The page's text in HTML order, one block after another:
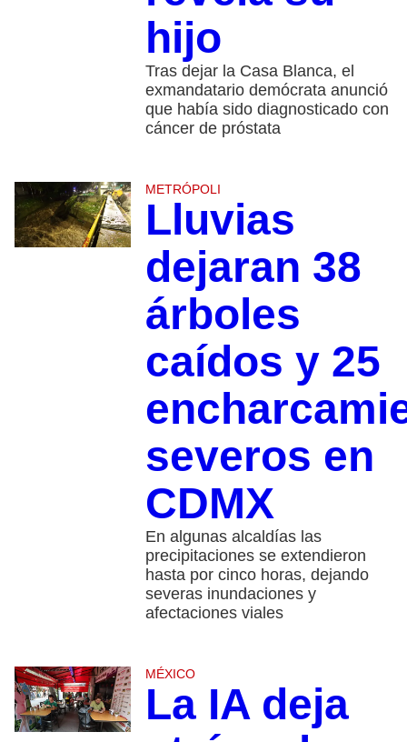
hijo
Tras dejar la Casa Blanca, el
exmandatario demócrata anunció
que había sido diagnosticado con
cáncer de próstata
METRÓPOLI
Lluvias
dejaran 38
árboles
caídos y 25
severos en
CDMX
En algunas alcaldías las
precipitaciones se extendieron
hasta por cinco horas, dejando
severas inundaciones y
afectaciones viales
MÉXICO
La IA deja